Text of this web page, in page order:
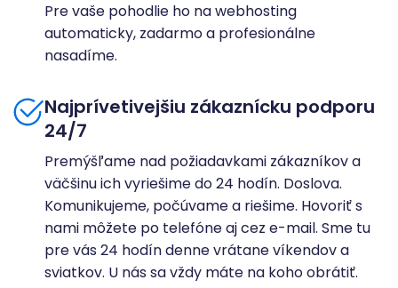
Pre vaše pohodlie ho na webhosting
automaticky, zadarmo a profesionálne
nasadíme.
Najprívetivejšiu zákaznícku podporu
24/7
Premýšľame nad požiadavkami zákazníkov a
väčšinu ich vyriešime do 24 hodín. Doslova.
Komunikujeme, počúvame a riešime. Hovoriť s
nami môžete po telefóne aj cez e-mail. Sme tu
pre vás 24 hodín denne vrátane víkendov a
sviatkov. U nás sa vždy máte na koho obrátiť.